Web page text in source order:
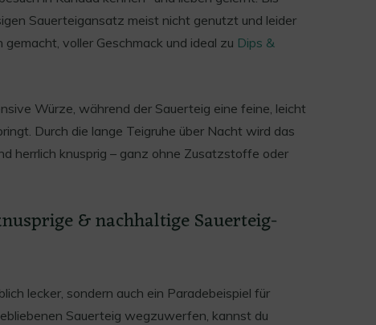
Sauerteigansatz meist nicht genutzt und leider
voller Geschmack und ideal zu Dips &
Würze, während der Sauerteig eine feine, leicht
Durch die lange Teigruhe über Nacht wird das
herrlich knusprig – ganz ohne Zusatzstoffe oder
& nachhaltige Sauerteig-
lecker, sondern auch ein Paradebeispiel für
Sauerteig wegzuwerfen, kannst du